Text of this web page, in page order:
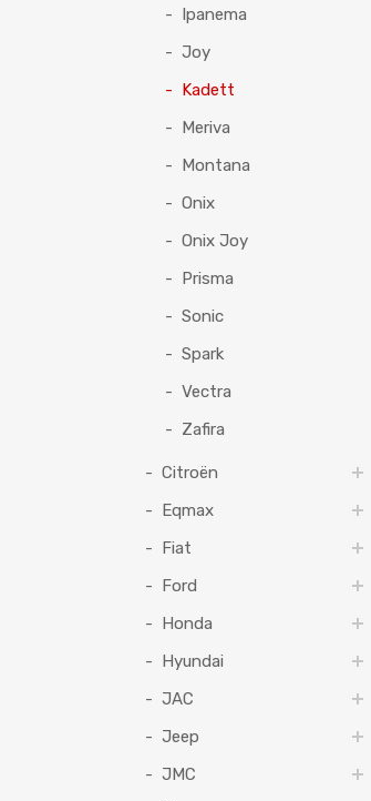
Ipanema
Joy
Kadett
Meriva
Montana
Onix
Onix Joy
Prisma
Sonic
Spark
Vectra
Zafira
Citroën
Eqmax
Fiat
Ford
Honda
Hyundai
JAC
Jeep
JMC